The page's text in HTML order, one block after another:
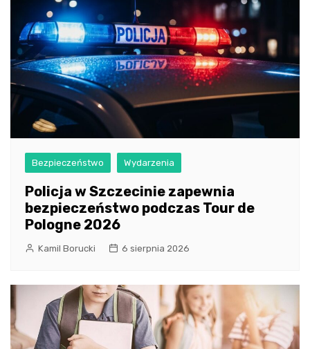
Bezpieczeństwo Wydarzenia
Policja w Szczecinie zapewnia
bezpieczeństwo podczas Tour de
Pologne 2026
Kamil Borucki 6 sierpnia 2026